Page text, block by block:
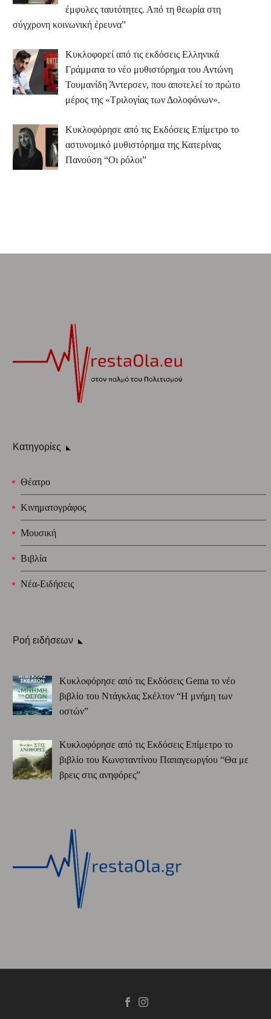
έμφυλες ταυτότητες. Από τη θεωρία στη
σύγχρονη κοινωνική έρευνα”
Κυκλοφορεί από τις εκδόσεις Ελληνικά
Γράμματα το νέο μυθιστόρημα του Αντώνη
Τουμανίδη Άντερσεν, που αποτελεί το πρώτο
μέρος της «Τριλογίας των Δολοφόνων».
Κυκλοφόρησε από τις Εκδόσεις Επίμετρο το
αστυνομικό μυθιστόρημα της Κατερίνας
Πανούση “Οι ρόλοι”
Κατηγορίες
Θέατρο
Κινηματογράφος
Μουσική
Βιβλία
Νέα-Ειδήσεις
Ροή ειδήσεων
Κυκλοφόρησε από τις Εκδόσεις Gema το νέο
βιβλίο του Ντάγκλας Σκέλτον “Η μνήμη των
οστών”
Κυκλοφόρησε από τις Εκδόσεις Επίμετρο το
βιβλίο του Κωνσταντίνου Παπαγεωργίου “Θα με
βρεις στις ανηφόρες”